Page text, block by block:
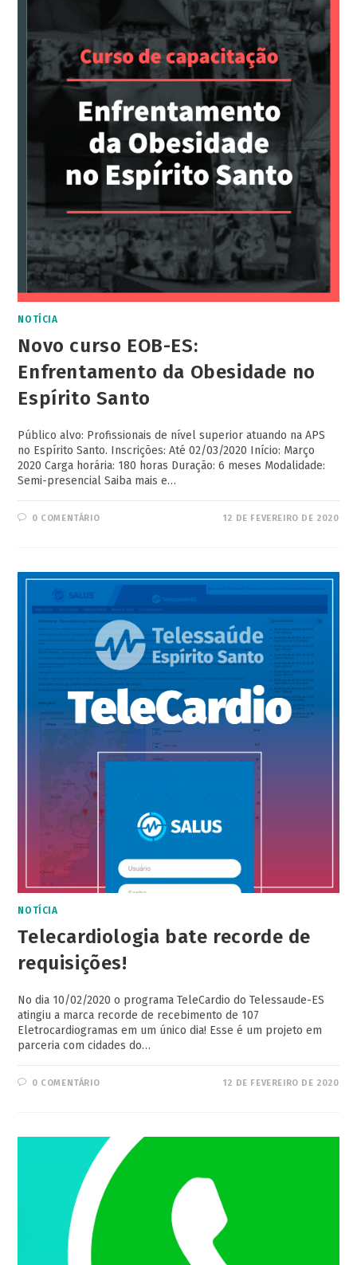
NOTÍCIA
Novo curso EOB-ES:
Enfrentamento da Obesidade no
Espírito Santo
Público alvo: Profissionais de nível superior atuando na APS
no Espírito Santo. Inscrições: Até 02/03/2020 Início: Março
2020 Carga horária: 180 horas Duração: 6 meses Modalidade:
Semi-presencial Saiba mais e…
0 COMENTÁRIO 12 DE FEVEREIRO DE 2020
NOTÍCIA
Telecardiologia bate recorde de
requisições!
No dia 10/02/2020 o programa TeleCardio do Telessaude-ES
atingiu a marca recorde de recebimento de 107
Eletrocardiogramas em um único dia! Esse é um projeto em
parceria com cidades do…
0 COMENTÁRIO 12 DE FEVEREIRO DE 2020